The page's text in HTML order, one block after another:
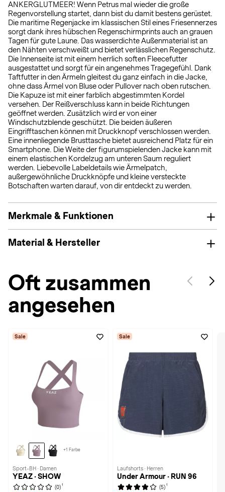
ANKERGLUTMEER! Wenn Petrus mal wieder die große
Regenvorstellung startet, dann bist du damit bestens gerüstet.
Die maritime Regenjacke im klassischen Stil eines Friesennerzes
sorgt dank ihres hübschen Regenschirmprints auch an grauen
Tagen für gute Laune. Das wasserdichte Außenmaterial ist an
den Nähten verschweißt und bietet verlässlichen Regenschutz.
Die Innenseite ist mit einem herrlich soften Fleecefutter
ausgestattet und sorgt für ein angenehmes Tragegefühl. Dank
Taftfutter in den Ärmeln gleitest du ganz einfach in die Jacke,
ohne dass Ärmel von Bluse oder Pullover nach oben rutschen.
Die Kapuze ist mit einer farblich abgestimmten Kordel
versehen. Der Reißverschluss kann in beide Richtungen
geöffnet werden. Zusätzlich wird er von einer
Windschutzblende geschützt. Die beiden äußeren
Eingrifftaschen können mit Druckknopf verschlossen werden.
Eine innenliegende Brusttasche bietet ausreichend Platz für ein
Smartphone. Die Weite der figurumspielenden Jacke kann mit
einem elastischen Kordelzug am unteren Saum reguliert
werden. Liebevolle Labeldetails wie Ärmelpatch,
außergewöhnliche Druckknöpfe und kleine versteckte
Botschaften warten darauf, von dir entdeckt zu werden.
Merkmale & Funktionen
Material & Hersteller
Oft zusammen
angesehen
Sale
+1 Farbe
Sport-BH · Damen
YEAZ · SHOW
(0) 1
Sale
Laufshorts · Herren
Under Armour · RUN 96
(5) 1